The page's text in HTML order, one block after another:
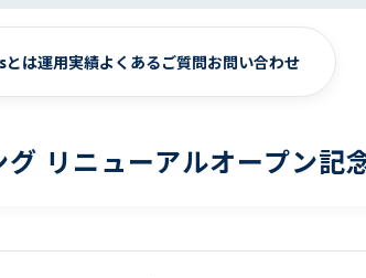
とは運用実績よくあるご質問お問い合わせ
リニューアルオープン記